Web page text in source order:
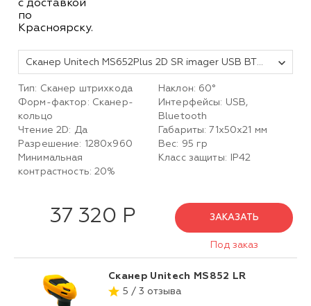
Сканер Unitech MS652Plus 2D SR imager USB BT(Dual mode BT2.1 and BTLE V4.1)
Тип: Сканер штрихкода
Форм-фактор: Сканер-
кольцо
Чтение 2D: Да
Разрешение: 1280x960
Минимальная
контрастность: 20%
Наклон: 60°
Интерфейсы: USB,
Bluetooth
Габариты: 71х50х21 мм
Вес: 95 гр
Класс защиты: IP42
37 320 Р ЗАКАЗАТЬ
Под заказ
Сканер Unitech MS852 LR
5 / 3 отзыва